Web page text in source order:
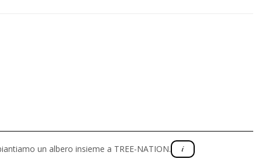
un albero insieme a TREE-NATION.